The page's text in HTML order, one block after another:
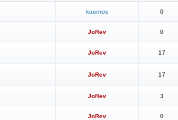
kuernos 0
JoRev 0
JoRev 17
JoRev 17
JoRev 3
JoRev 0